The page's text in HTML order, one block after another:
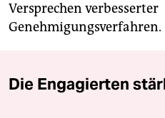
Versprechen verbesserter
Genehmigungsverfahren.
Die Engagierten